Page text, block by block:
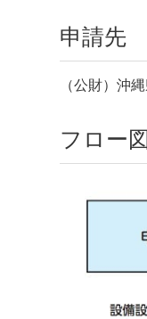
申請先
（公財）沖
フロー図